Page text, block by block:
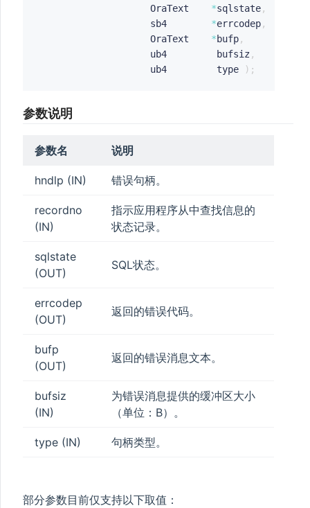
                    OraText
*sqlstate,
                    sb4
*errcodep,
                    OraText
*bufp,
                    ub4         bufsiz
,
                    ub4         type
) ;
参数说明
参数名 说明
hndlp (IN) 错误句柄。
recordno
(IN)
指示应用程序从中查找信息的
状态记录。
sqlstate
(OUT)
SQL状态。
errcodep
(OUT)
返回的错误代码。
bufp
(OUT)
返回的错误消息文本。
bufsiz
(IN)
为错误消息提供的缓冲区大小
（单位：B）。
type (IN) 句柄类型。
部分参数目前仅支持以下取值：